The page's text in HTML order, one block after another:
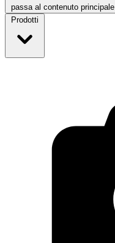
passa al contenuto principale
Prodotti